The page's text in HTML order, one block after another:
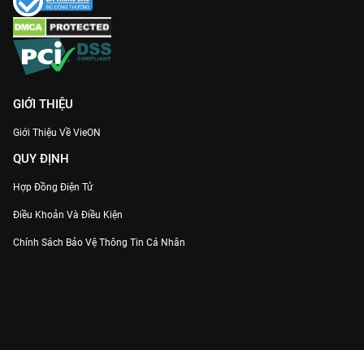
GIỚI THIỆU
Giới Thiệu Về VieON
QUY ĐỊNH
Hợp Đồng Điện Tử
Điều Khoản Và Điều Kiện
Chính Sách Bảo Vệ Thông Tin Cá Nhân